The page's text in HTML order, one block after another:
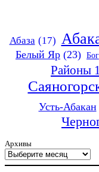
Абаза (17)
Белый Яр (23)
Районы
Усть-Абакан
Архивы